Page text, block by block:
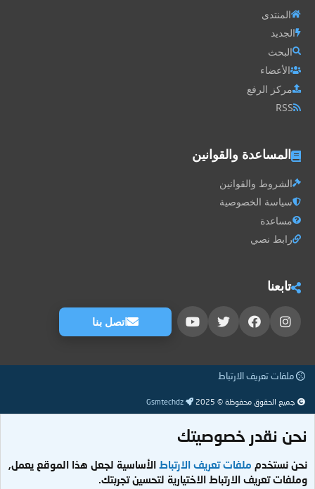
المنتدى
الجديد
البحث
الأعضاء
مركز الرفع
RSS
المساعدة والقوانين
الشروط والقوانين
سياسة الخصوصية
مساعدة
رابط نصي
تابعنا
اتصل بنا
ملفات تعريف الارتباط
جميع الحقوق محفوظة © 2025 Gsmtechdz
نحن نقدر خصوصيتك
نحن نستخدم ملفات تعريف الارتباطالأساسية لجعل هذا الموقع يعمل,
وملفات تعريف الارتباط الاختيارية لتحسين تجربتك.